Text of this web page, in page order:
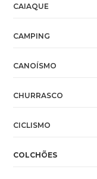
CAIAQUE
CAMPING
CANOÍSMO
CHURRASCO
CICLISMO
COLCHÕES